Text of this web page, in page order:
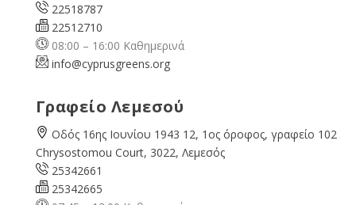
22518787
22512710
08:00 – 16:00 Καθημερινά
info@cyprusgreens.org
Γραφείο Λεμεσού
Οδός 16ης Ιουνίου 1943 12, 1ος όροφος, γραφείο 102
Chrysostomou Court, 3022, Λεμεσός
25342661
25342665